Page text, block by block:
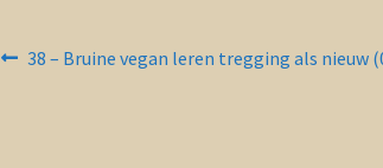
Bericht
Vorig
38 – Bruine vegan leren tregging als nieuw